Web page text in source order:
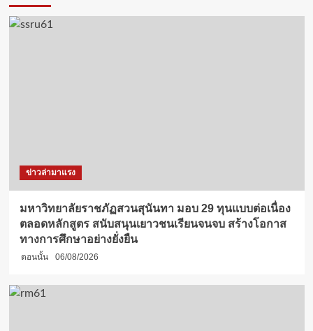
ข่าวล่ามาแรง
มหาวิทยาลัยราชภัฏสวนสุนันทา มอบ 29 ทุนแบบต่อเนื่อง
ตลอดหลักสูตร สนับสนุนเยาวชนเรียนจนจบ สร้างโอกาส
ทางการศึกษาอย่างยั่งยืน
ตอนนั้น 06/08/2026